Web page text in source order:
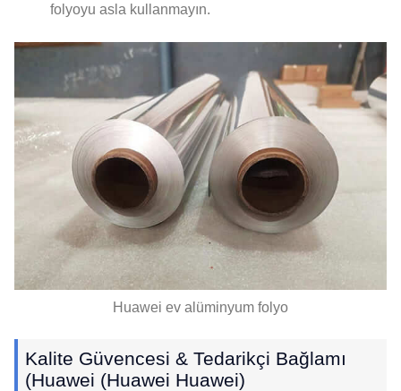
folyoyu asla kullanmayın.
Huawei ev alüminyum folyo
Kalite Güvencesi & Tedarikçi Bağlamı
(Huawei (Huawei Huawei)